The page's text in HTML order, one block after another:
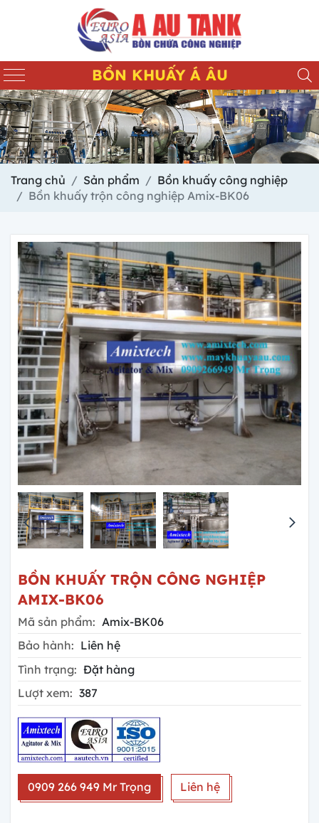
BỒN KHUẤY Á ÂU
Trang chủ Sản phẩm
Bồn khuấy công nghiệp
Bồn khuấy trộn công nghiệp Amix-BK06
BỒN KHUẤY TRỘN CÔNG NGHIỆP
AMIX-BK06
Mã sản phẩm: Amix-BK06
Bảo hành: Liên hệ
Tình trạng: Đặt hàng
Lượt xem: 387
0909 266 949 Mr Trọng Liên hệ